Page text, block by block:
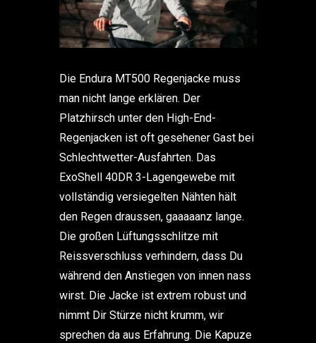
Die Endura MT500 Regenjacke muss
man nicht lange erklären. Der
Platzhirsch unter den High-End-
Regenjacken ist oft gesehener Gast bei
Schlechtwetter-Ausfahrten. Das
ExoShell 40DR 3-Lagengewebe mit
vollständig versiegelten Nähten hält
den Regen draussen, gaaaaanz lange.
Die großen Lüftungsschlitze mit
Reissverschluss verhindern, dass Du
während den Anstiegen von innen nass
wirst. Die Jacke ist extrem robust und
nimmt Dir Stürze nicht krumm, wir
sprechen da aus Erfahrung. Die Kapuze